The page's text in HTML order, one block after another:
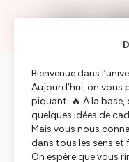
Bienvenue dans
Aujourd’hui, on vous
piquant. 🔥 À la
quelques idées de
Mais vous nous
dans tous les sens et
On espère que vous